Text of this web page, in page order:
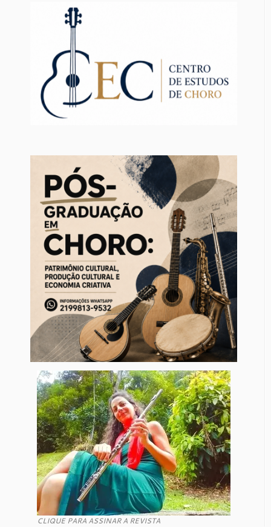
CLIQUE PARA ASSINAR A REVISTA